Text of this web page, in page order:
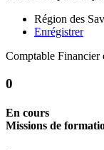
Région des
Enrégistrer
Comptable Financier
0
En cours
Missions de